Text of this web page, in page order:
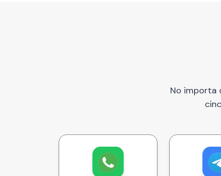
No importa